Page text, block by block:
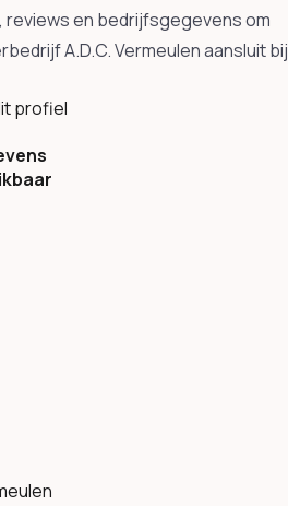
reviews en bedrijfsgegevens om
A.D.C. Vermeulen aansluit bij
profiel